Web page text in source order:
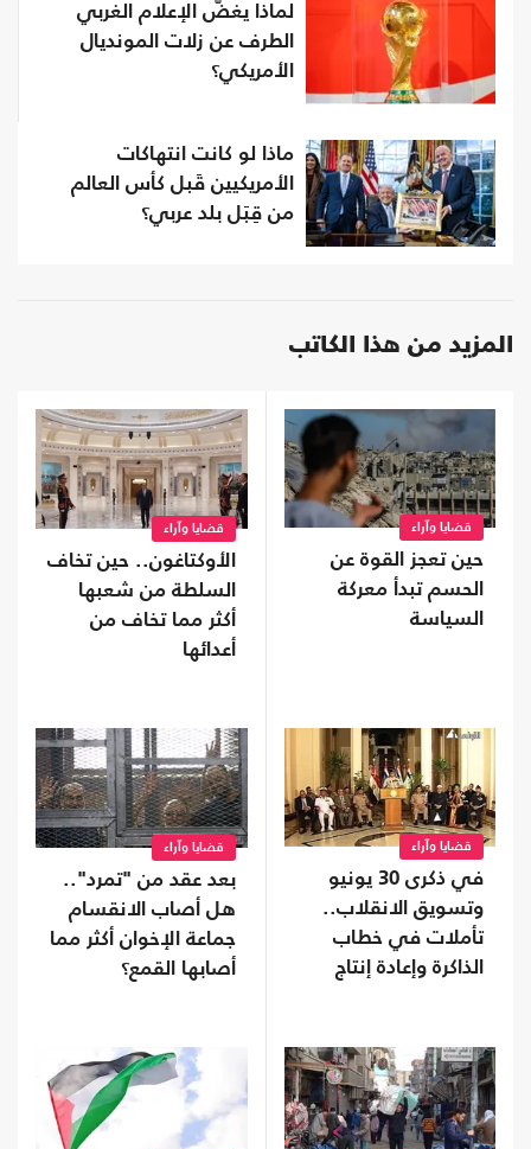
لماذا يغضُّ الإعلام الغربي
الطرف عن زلات المونديال
الأمريكي؟
ماذا لو كانت انتهاكات
الأمريكيين قَبل كأس العالم
من قِبَل بلد عربي؟
المزيد من هذا الكاتب
قضايا وآراء
حين تعجز القوة عن
الحسم تبدأ معركة
السياسة
قضايا وآراء
الأوكتاغون.. حين تخاف
السلطة من شعبها
أكثر مما تخاف من
أعدائها
قضايا وآراء
في ذكرى 30 يونيو
وتسويق الانقلاب..
تأملات في خطاب
الذاكرة وإعادة إنتاج
قضايا وآراء
بعد عقد من "تمرد"..
هل أصاب الانقسام
جماعة الإخوان أكثر مما
أصابها القمع؟